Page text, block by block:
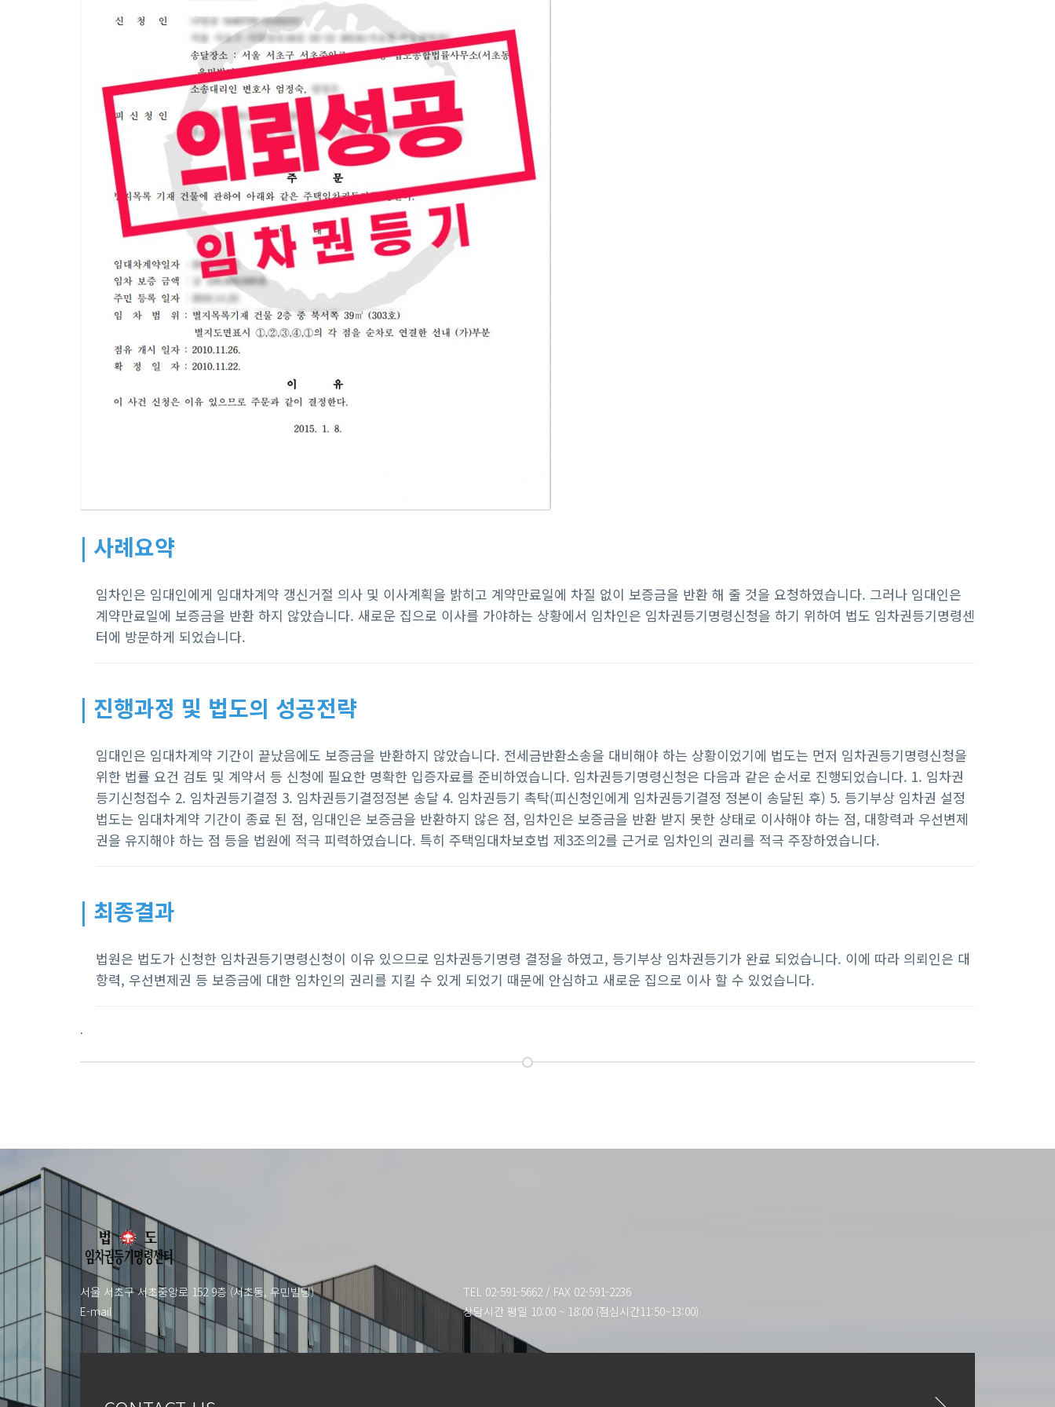
| 사례요약
임차인은 임대인에게 임대차계약 갱신거절 의사 및 이사계획을 밝히고 계약만료일에 차질 없이 보증금을 반환 해 줄 것을 요청하였습니다. 그러나 임대인은
계약만료일에 보증금을 반환 하지 않았습니다. 새로운 집으로 이사를 가야하는 상황에서 임차인은 임차권등기명령신청을 하기 위하여 법도 임차권등기명령센
터에 방문하게 되었습니다.
| 진행과정 및 법도의 성공전략
임대인은 임대차계약 기간이 끝났음에도 보증금을 반환하지 않았습니다. 전세금반환소송을 대비해야 하는 상황이었기에 법도는 먼저 임차권등기명령신청을
위한 법률 요건 검토 및 계약서 등 신청에 필요한 명확한 입증자료를 준비하였습니다. 임차권등기명령신청은 다음과 같은 순서로 진행되었습니다. 1. 임차권
등기신청접수 2. 임차권등기결정 3. 임차권등기결정정본 송달 4. 임차권등기 촉탁(피신청인에게 임차권등기결정 정본이 송달된 후) 5. 등기부상 임차권 설정
법도는 임대차계약 기간이 종료 된 점, 임대인은 보증금을 반환하지 않은 점, 임차인은 보증금을 반환 받지 못한 상태로 이사해야 하는 점, 대항력과 우선변제
권을 유지해야 하는 점 등을 법원에 적극 피력하였습니다. 특히 주택임대차보호법 제3조의2를 근거로 임차인의 권리를 적극 주장하였습니다.
| 최종결과
법원은 법도가 신청한 임차권등기명령신청이 이유 있으므로 임차권등기명령 결정을 하였고, 등기부상 임차권등기가 완료 되었습니다. 이에 따라 의뢰인은 대
항력, 우선변제권 등 보증금에 대한 임차인의 권리를 지킬 수 있게 되었기 때문에 안심하고 새로운 집으로 이사 할 수 있었습니다.
.
서울 서초구 서초중앙로 152 9층 (서초동, 우민빌딩)
E-mail
TEL 02-591-5662 / FAX 02-591-2236
상담시간 평일 10:00 ~ 18:00 (점심시간11:50~13:00)